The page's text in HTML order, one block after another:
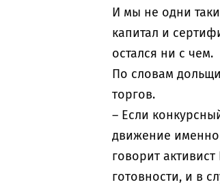
И мы не одни
капитал и
остался ни с чем.
По словам
торгов.
– Если
движение именно
говорит
готовности, и в